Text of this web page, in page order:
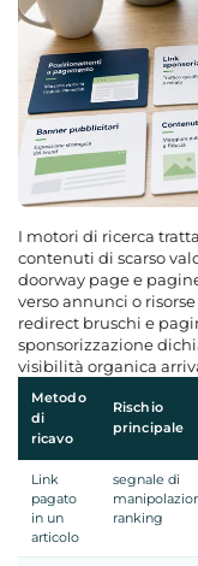
I motori di ricerca
contenuti di scarso
doorway page e
verso annunci o
redirect bruschi e
sponsorizzazione
visibilità organica
Metodo
di
ricavo
Rischio
principale
Link
pagato
in un
articolo
segnale di
ranking